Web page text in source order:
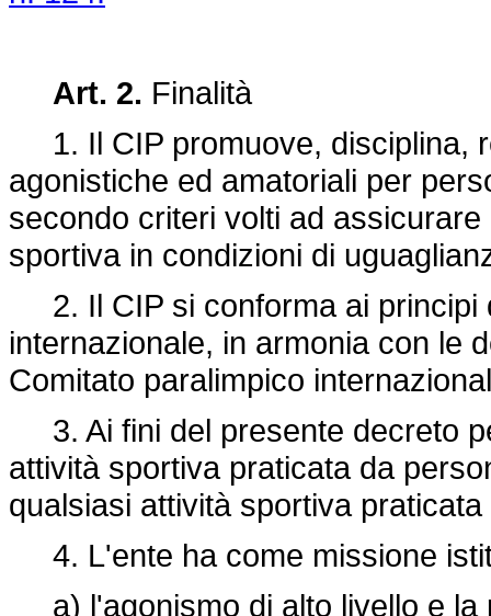
Art. 2. Finalità
1. Il CIP promuove, disciplina,
agonistiche ed amatoriali per
secondo criteri volti ad
sportiva in condizioni di
2. Il CIP si conforma ai principi
internazionale, in armonia con le
Comitato paralimpico
3. Ai fini del presente decreto
attività sportiva praticata da
qualsiasi attività sportiva
4. L'ente ha come missione
a) l'agonismo di alto livello e la